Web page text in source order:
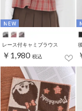
レース付キャミブラウス
￥1,980 税込